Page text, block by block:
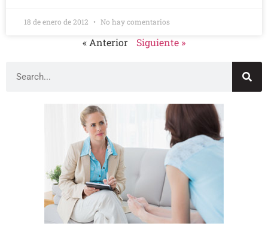
18 de enero de 2012 No hay comentarios
« Anterior Siguiente »